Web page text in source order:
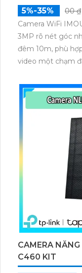
5%-35%
00 ₫
Camera WiFi
3MP rõ nét góc
đêm 10m, phù
video một chạm
microSD tối đa
cho gia đình và
CAMERA
C460 KIT